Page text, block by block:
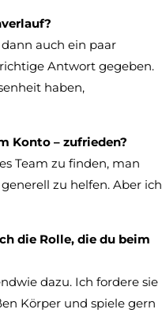
auch ein paar
Antwort gegeben.
haben,
Konto – zufrieden?
Team zu finden, man
zu helfen. Aber ich
die Rolle, die du beim
dazu. Ich fordere sie
Körper und spiele gern